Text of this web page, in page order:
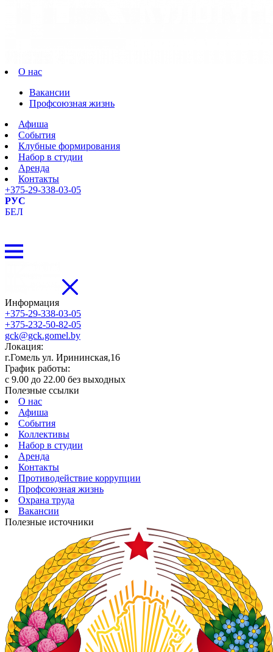
О нас
Вакансии
Профсоюзная жизнь
Афиша
События
Клубные формирования
Набор в студии
Аренда
Контакты
+375-29-338-03-05
РУС
БЕЛ
Информация
+375-29-338-03-05
+375-232-50-82-05
gck@gck.gomel.by
Локация:
г.Гомель ул. Ирининская,16
График работы:
с 9.00 до 22.00 без выходных
Полезные ссылки
О нас
Афиша
События
Коллективы
Набор в студии
Аренда
Контакты
Противодействие коррупции
Профсоюзная жизнь
Охрана труда
Вакансии
Полезные источники